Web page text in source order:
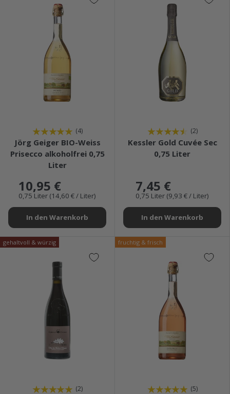
★★★★★ (4)
Jörg Geiger BIO-Weiss
Prisecco alkoholfrei 0,75
Liter
10,95 €
0,75 Liter (14,60 € / Liter)
In den Warenkorb
★★★★★ (2)
Kessler Gold Cuvée Sec
0,75 Liter
7,45 €
0,75 Liter (9,93 € / Liter)
In den Warenkorb
gehaltvoll & würzig
★★★★★ (2)
fruchtig & frisch
★★★★★ (5)